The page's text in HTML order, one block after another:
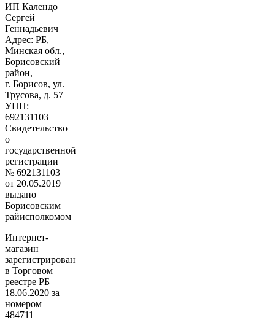
ИП Календо
Сергей
Геннадьевич
Адрес: РБ,
Минская обл.,
Борисовский
район,
г. Борисов, ул.
Трусова, д. 57
УНП:
692131103
Свидетельство
о
государственной
регистрации
№ 692131103
от 20.05.2019
выдано
Борисовским
райисполкомом
Интернет-
магазин
зарегистрирован
в Торговом
реестре РБ
18.06.2020 за
номером
484711